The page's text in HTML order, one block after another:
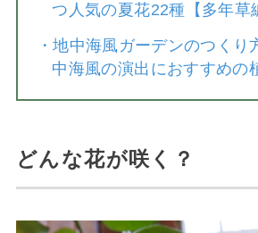
つ人気の夏花22種【多年草
・地中海風ガーデンのつくり
中海風の演出におすすめの
どんな花が咲く？